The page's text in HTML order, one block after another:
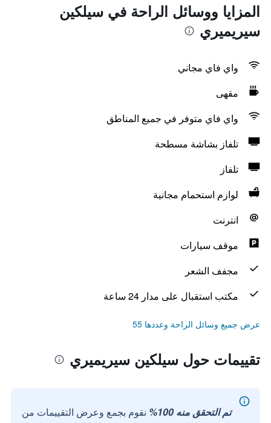
المزايا ووسائل الراحة في سيلكين
سيريميري
واي فاي مجاني
مقهى
واي فاي متوفر في جميع المناطق
تلفاز بشاشة مسطحة
تلفاز
لوازم استحمام مجانية
انترنت
موقف سيارات
مجفف الشعر
مكتب استقبال على مدار 24 ساعة
عرض جميع وسائل الراحة وعددها 55
تقييمات حول سيلكين سيريميري
تم التحقق منه 100%
نقوم بجمع وعرض التقييمات من